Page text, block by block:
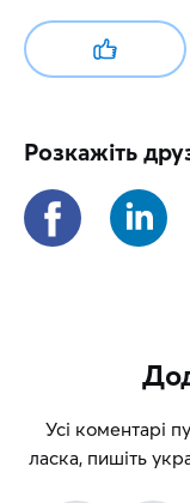
Розкажіть
Усі коментарі
ласка, пишіть